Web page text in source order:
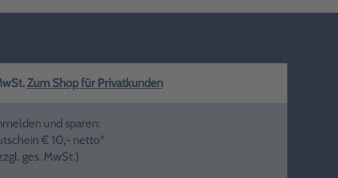
Zum Shop für Privatkunden
und sparen:
€ 10,- netto*
ges. MwSt.)